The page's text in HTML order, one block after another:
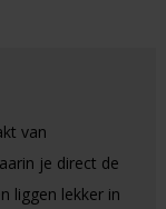
van
je direct de
liggen lekker in